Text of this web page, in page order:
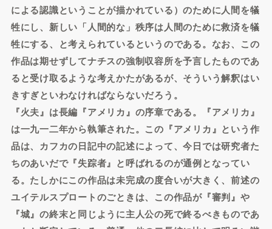
による認識ということが描かれている）のために人間を犠
牲にし、新しい「人間的な」秩序は人間のために救済を犠
牲にする、と考えられているというのである。なお、この
作品は期せずしてナチスの強制収容所を予言したものであ
ると受け取るような考えかたがあるが、そういう解釈はい
きすぎといわなければならないだろう。
『火夫』は長編『アメリカ』の序章である。『アメリカ』
は一九一二年から執筆された。この『アメリカ』という作
品は、カフカの日記中の記述によって、今日では研究者た
ちのあいだで『失踪者』と呼ばれるのが通例となってい
る。たしかにこの作品は未完成の度合いが大きく、前述の
ユイテルスプロートのごときは、この作品が『審判』や
『城』の終末と同じように主人公の死で終るべきものであ